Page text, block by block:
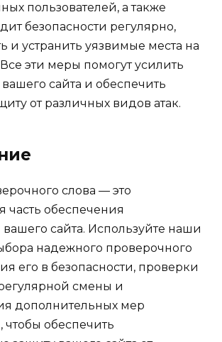
пользователей, а также
безопасности регулярно,
и устранить уязвимые места на
эти меры помогут усилить
вашего сайта и обеспечить
от различных видов атак.
слова — это
часть обеспечения
вашего сайта. Используйте наши
надежного проверочного
его в безопасности, проверки
смены и
дополнительных мер
чтобы обеспечить